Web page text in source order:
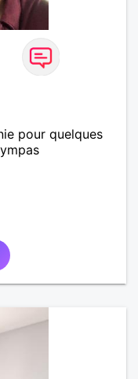
pour quelques